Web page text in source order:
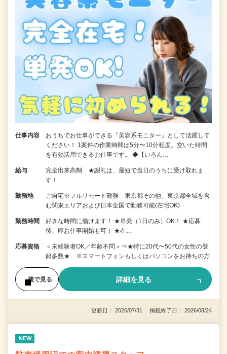
仕事内容
おうちでお仕事ができる『美容系モニター』として活躍して
ください！ 1案件の作業時間は5分〜10分程度。空いた時間
を有効活用できるお仕事です。 ◆【いろん…
給与
完全出来高制 ★謝礼は、最短で当日のうちに受け取れま
す！
勤務地
ご自宅※フルリモート勤務 東京都その他、東京都全域を含
む関東エリアおよび日本全国で勤務可能(在宅OK)
勤務時間
好きな時間に働けます！ ★単発（1日のみ）OK！ ★応募
後、即お仕事開始も可！ ★在…
応募資格
＜未経験者OK／年齢不問＞⇒★特に20代〜50代の女性の登
録多数★ ※スマートフォンもしくはパソコンをお持ちの方
後で見る 詳細を見る
更新日： 2026/07/31 掲載終了日： 2026/08/24
NEW